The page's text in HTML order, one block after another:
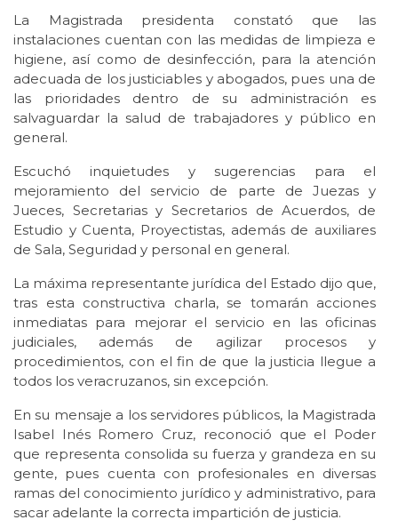
La Magistrada presidenta constató que las
instalaciones cuentan con las medidas de limpieza e
higiene, así como de desinfección, para la atención
adecuada de los justiciables y abogados, pues una de
las prioridades dentro de su administración es
salvaguardar la salud de trabajadores y público en
general.
Escuchó inquietudes y sugerencias para el
mejoramiento del servicio de parte de Juezas y
Jueces, Secretarias y Secretarios de Acuerdos, de
Estudio y Cuenta, Proyectistas, además de auxiliares
de Sala, Seguridad y personal en general.
La máxima representante jurídica del Estado dijo que,
tras esta constructiva charla, se tomarán acciones
inmediatas para mejorar el servicio en las oficinas
judiciales, además de agilizar procesos y
procedimientos, con el fin de que la justicia llegue a
todos los veracruzanos, sin excepción.
En su mensaje a los servidores públicos, la Magistrada
Isabel Inés Romero Cruz, reconoció que el Poder
que representa consolida su fuerza y grandeza en su
gente, pues cuenta con profesionales en diversas
ramas del conocimiento jurídico y administrativo, para
sacar adelante la correcta impartición de justicia.